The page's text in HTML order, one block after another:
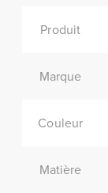
Produit
Marque
Couleur
Matière